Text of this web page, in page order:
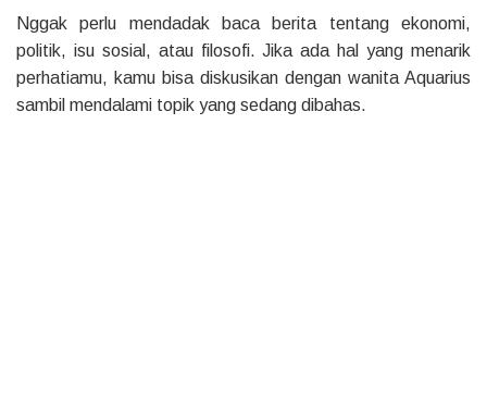
Nggak perlu mendadak baca berita tentang ekonomi,
politik, isu sosial, atau filosofi. Jika ada hal yang menarik
perhatiamu, kamu bisa diskusikan dengan wanita Aquarius
sambil mendalami topik yang sedang dibahas.